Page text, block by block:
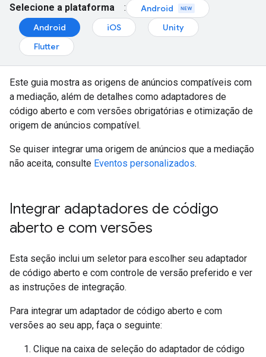
Selecione a plataforma :
Android
Android
iOS
Unity
Flutter
Este guia mostra as origens de anúncios compatíveis com
a mediação, além de detalhes como adaptadores de
código aberto e com versões obrigatórias e otimização de
origem de anúncios compatível.
Se quiser integrar uma origem de anúncios que a mediação
não aceita, consulte Eventos personalizados.
Integrar adaptadores de código
aberto e com versões
Esta seção inclui um seletor para escolher seu adaptador
de código aberto e com controle de versão preferido e ver
as instruções de integração.
Para integrar um adaptador de código aberto e com
versões ao seu app, faça o seguinte:
Clique na caixa de seleção do adaptador de código